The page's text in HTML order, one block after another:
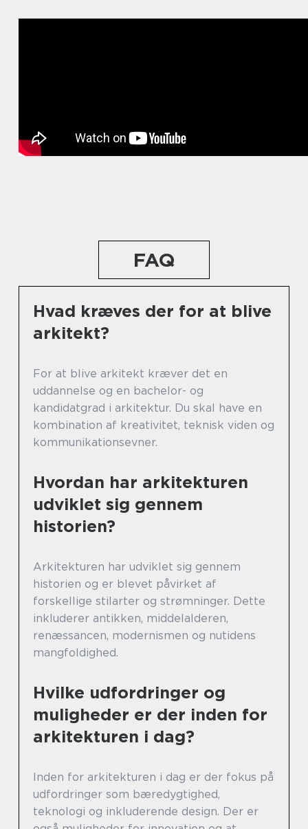
FAQ
Hvad kræves der for at blive
arkitekt?
For at blive arkitekt kræver det en
uddannelse og en bachelor- og
kandidatgrad i arkitektur. Du skal have en
kombination af kreativitet, teknisk viden og
kommunikationsevner.
Hvordan har arkitekturen
udviklet sig gennem
historien?
Arkitekturen har udviklet sig gennem
historien og er blevet påvirket af
forskellige stilarter og strømninger. Dette
inkluderer antikken, middelalderen,
renæssancen, modernismen og nutidens
mangfoldighed.
Hvilke udfordringer og
muligheder er der inden for
arkitekturen i dag?
Inden for arkitekturen i dag er der fokus på
udfordringer som bæredygtighed,
teknologi og inkluderende design. Der er